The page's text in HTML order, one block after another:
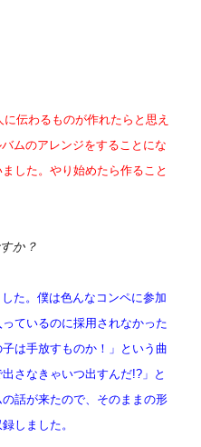
伝わるものが作れたらと思え
ムのアレンジをすることにな
した。やり始めたら作ること
か？
た。僕は色んなコンペに参加
ているのに採用されなかった
は手放すものか！」という曲
さなきゃいつ出すんだ!?」と
話が来たので、そのままの形
しました。